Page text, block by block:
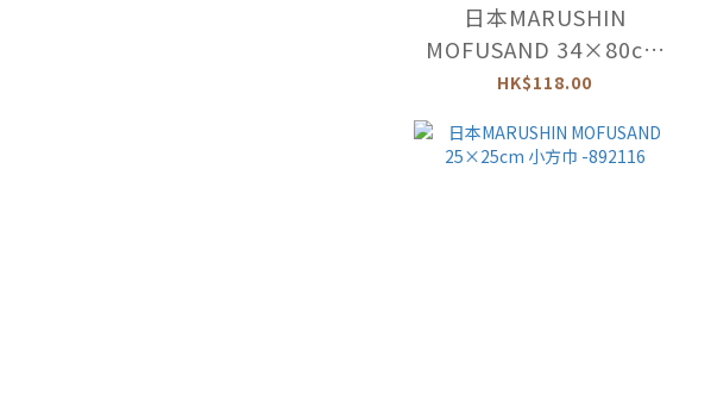
日本MARUSHIN
MOFUSAND 34×80cm
面巾 -892161
HK$118.00